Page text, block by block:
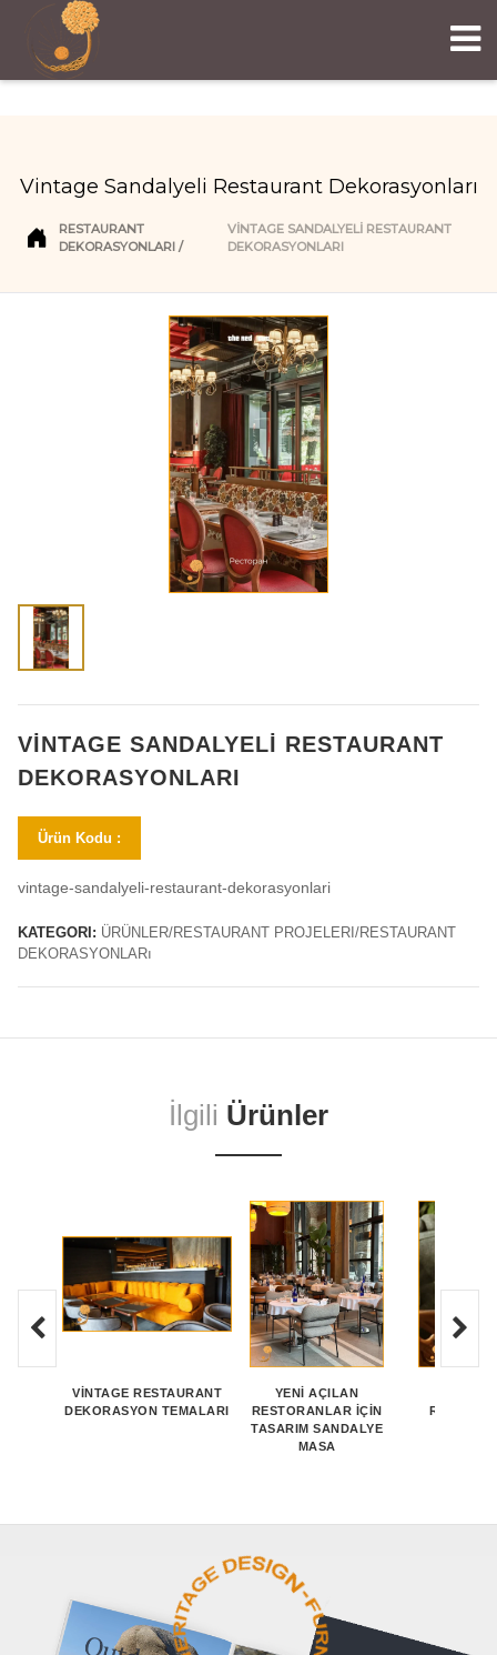
Vintage Sandalyeli Restaurant Dekorasyonları
RESTAURANT
DEKORASYONLARI
VINTAGE SANDALYELI RESTAURANT
DEKORASYONLARI
VINTAGE SANDALYELI RESTAURANT
DEKORASYONLARI
Ürün Kodu :
vintage-sandalyeli-restaurant-dekorasyonlari
KATEGORI: ÜRÜNLER/RESTAURANT PROJELERI/RESTAURANT
DEKORASYONLARı
İlgili Ürünler
VINTAGE RESTAURANT
DEKORASYON TEMALARI
YENI AÇILAN
RESTORANLAR İÇIN
TASARIM SANDALYE
MASA